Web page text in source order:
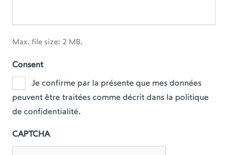
Max. file size: 2 MB.
Consent
Je confirme par la présente que mes données
peuvent être traitées comme décrit dans la politique
de confidentialité.
CAPTCHA